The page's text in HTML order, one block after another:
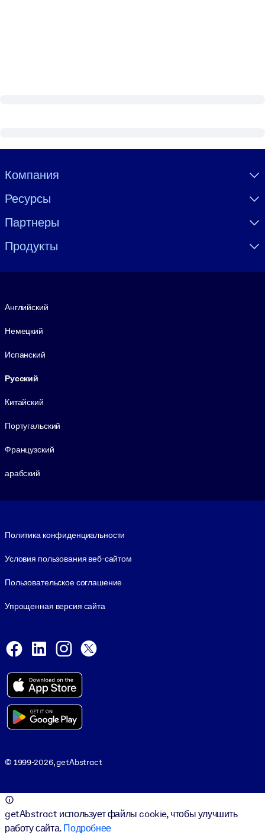
Visually hidden Text
Компания
Ресурсы
Партнеры
Продукты
Английский
Немецкий
Испанский
Русский
Китайский
Португальский
Французский
арабский
Политика конфиденциальности
Условия пользования веб-сайтом
Пользовательское соглашение
Упрощенная версия сайта
Facebook
LinkedInInstagram
© 1999-2026, getAbstract
getAbstract использует файлы cookie, чтобы улучшить
работу сайта. Подробнее